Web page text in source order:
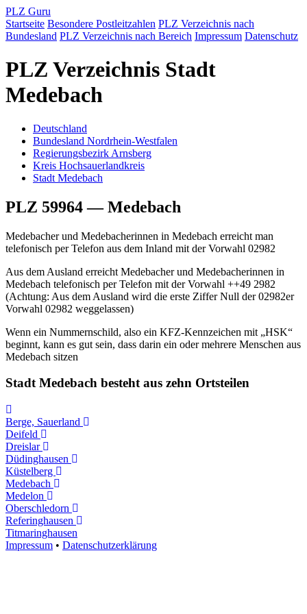
PLZ Guru
Startseite Besondere Postleitzahlen PLZ Verzeichnis nach
Bundesland PLZ Verzeichnis nach Bereich Impressum Datenschutz
PLZ Verzeichnis Stadt
Medebach
Deutschland
Bundesland Nordrhein-Westfalen
Regierungsbezirk Arnsberg
Kreis Hochsauerlandkreis
Stadt Medebach
PLZ 59964 — Medebach
Medebacher und Medebacherinnen in Medebach erreicht man
telefonisch per Telefon aus dem Inland mit der Vorwahl 02982
Aus dem Ausland erreicht Medebacher und Medebacherinnen in
Medebach telefonisch per Telefon mit der Vorwahl ++49 2982
(Achtung: Aus dem Ausland wird die erste Ziffer Null der 02982er
Vorwahl 02982 weggelassen)
Wenn ein Nummernschild, also ein KFZ-Kennzeichen mit „HSK“
beginnt, kann es gut sein, dass darin ein oder mehrere Menschen aus
Medebach sitzen
Stadt Medebach besteht aus zehn Ortsteilen
Berge, Sauerland
Deifeld
Dreislar
Düdinghausen
Küstelberg
Medebach
Medelon
Oberschledorn
Referinghausen
Titmaringhausen
Impressum • Datenschutzerklärung